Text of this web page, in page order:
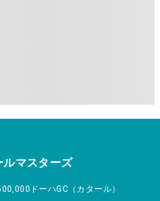
ルマスターズ
ドーハGC（カタール）